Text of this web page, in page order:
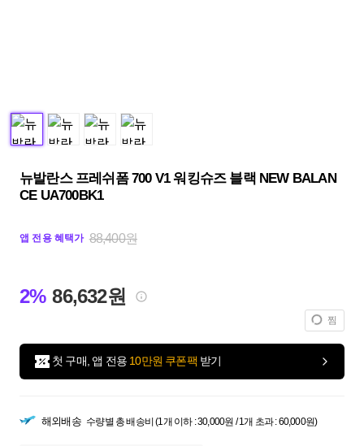
뉴발란스 프레쉬폼 700 V1 워킹슈즈 블랙 NEW BALAN
CE UA700BK1
앱 전용 혜택가 88,400원
2% 86,632원
찜
첫 구매, 앱 전용 10만원 쿠폰팩 받기
해외배송 수량별 총 배송비 (1개 이하 : 30,000원 / 1개 초과 : 60,000원)